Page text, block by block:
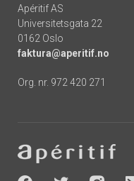
Apéritif AS
Universitetsgata 22
0162 Oslo
faktura@aperitif.no
Org. nr. 972 420 271
-